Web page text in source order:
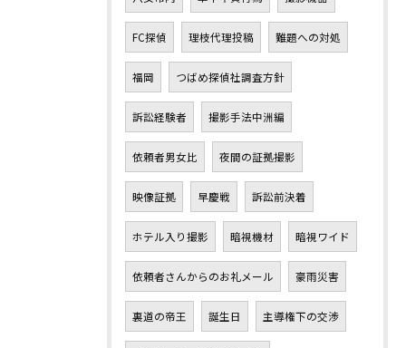
FC探偵 理枝代理投稿 難題への対処
福岡 つばめ探偵社調査方針
訴訟経験者 撮影手法中洲編
依頼者男女比 夜間の証拠撮影
映像証拠 早慶戦 訴訟前決着
ホテル入り撮影 暗視機材 暗視ワイド
依頼者さんからのお礼メール 豪雨災害
裏道の帝王 誕生日 主導権下の交渉